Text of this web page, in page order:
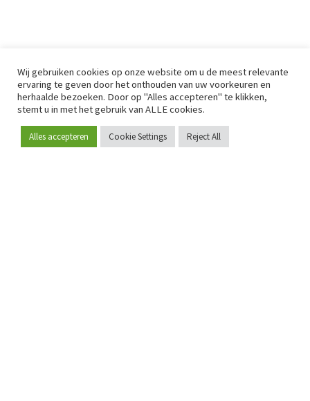
Word lid
Wij gebruiken cookies op onze website om u de meest relevante
ervaring te geven door het onthouden van uw voorkeuren en
herhaalde bezoeken. Door op "Alles accepteren" te klikken,
stemt u in met het gebruik van ALLE cookies.
Alles accepteren Cookie Settings Reject All